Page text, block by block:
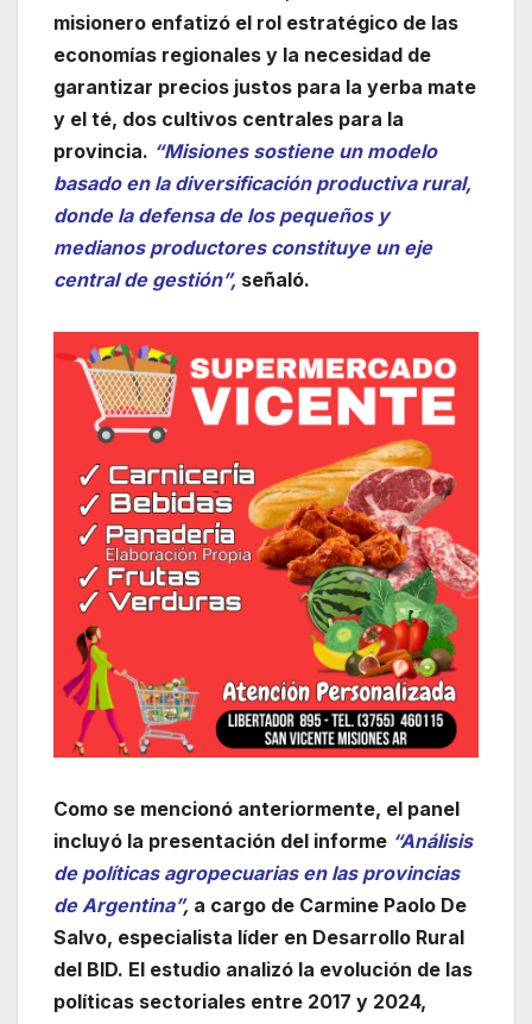
misionero enfatizó el rol estratégico de las
economías regionales y la necesidad de
garantizar precios justos para la yerba mate
y el té, dos cultivos centrales para la
provincia. “Misiones sostiene un modelo
basado en la diversificación productiva rural,
donde la defensa de los pequeños y
medianos productores constituye un eje
central de gestión”, señaló.
Como se mencionó anteriormente, el panel
incluyó la presentación del informe “Análisis
de políticas agropecuarias en las provincias
de Argentina”, a cargo de Carmine Paolo De
Salvo, especialista líder en Desarrollo Rural
del BID. El estudio analizó la evolución de las
políticas sectoriales entre 2017 y 2024,